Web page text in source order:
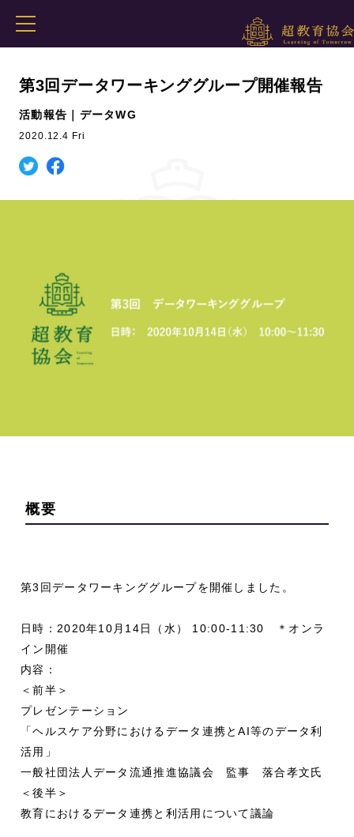
第3回データワーキンググループ開催報告
活動報告｜データWG
2020.12.4 Fri
概要
第3回データワーキンググループを開催しました。
日時：2020年10月14日（水） 10:00-11:30 ＊オンラ
イン開催
内容：
＜前半＞
プレゼンテーション
「ヘルスケア分野におけるデータ連携とAI等のデータ利
活用」
一般社団法人データ流通推進協議会 監事 落合孝文氏
＜後半＞
教育におけるデータ連携と利活用について議論